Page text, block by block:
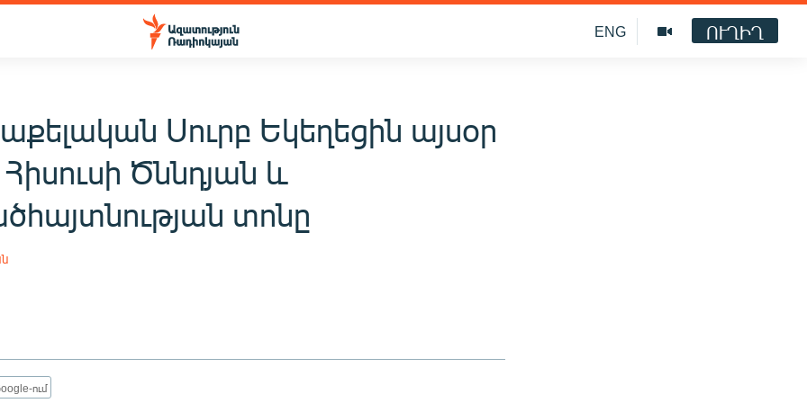
ENG ՈՒՂԻՂ
Սուրբ Եկեղեցին այսօր
Հիսուսի Ծննդյան և
տոնը
ում